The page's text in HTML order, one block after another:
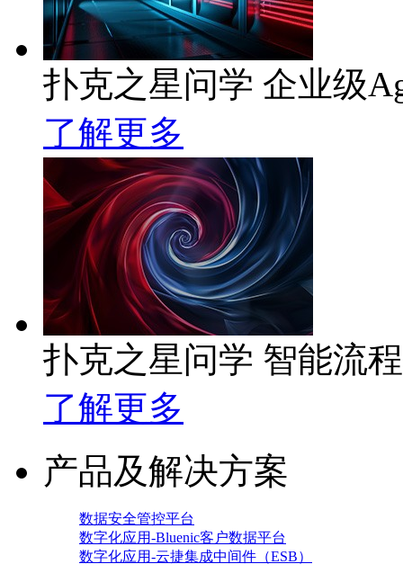
扑克之星问学 企业级
了解更多
扑克之星问学 智能流
了解更多
产品及解决方案
数据安全管控平台
数字化应用-Bluenic客户数据平台
数字化应用-云捷集成中间件（ESB）